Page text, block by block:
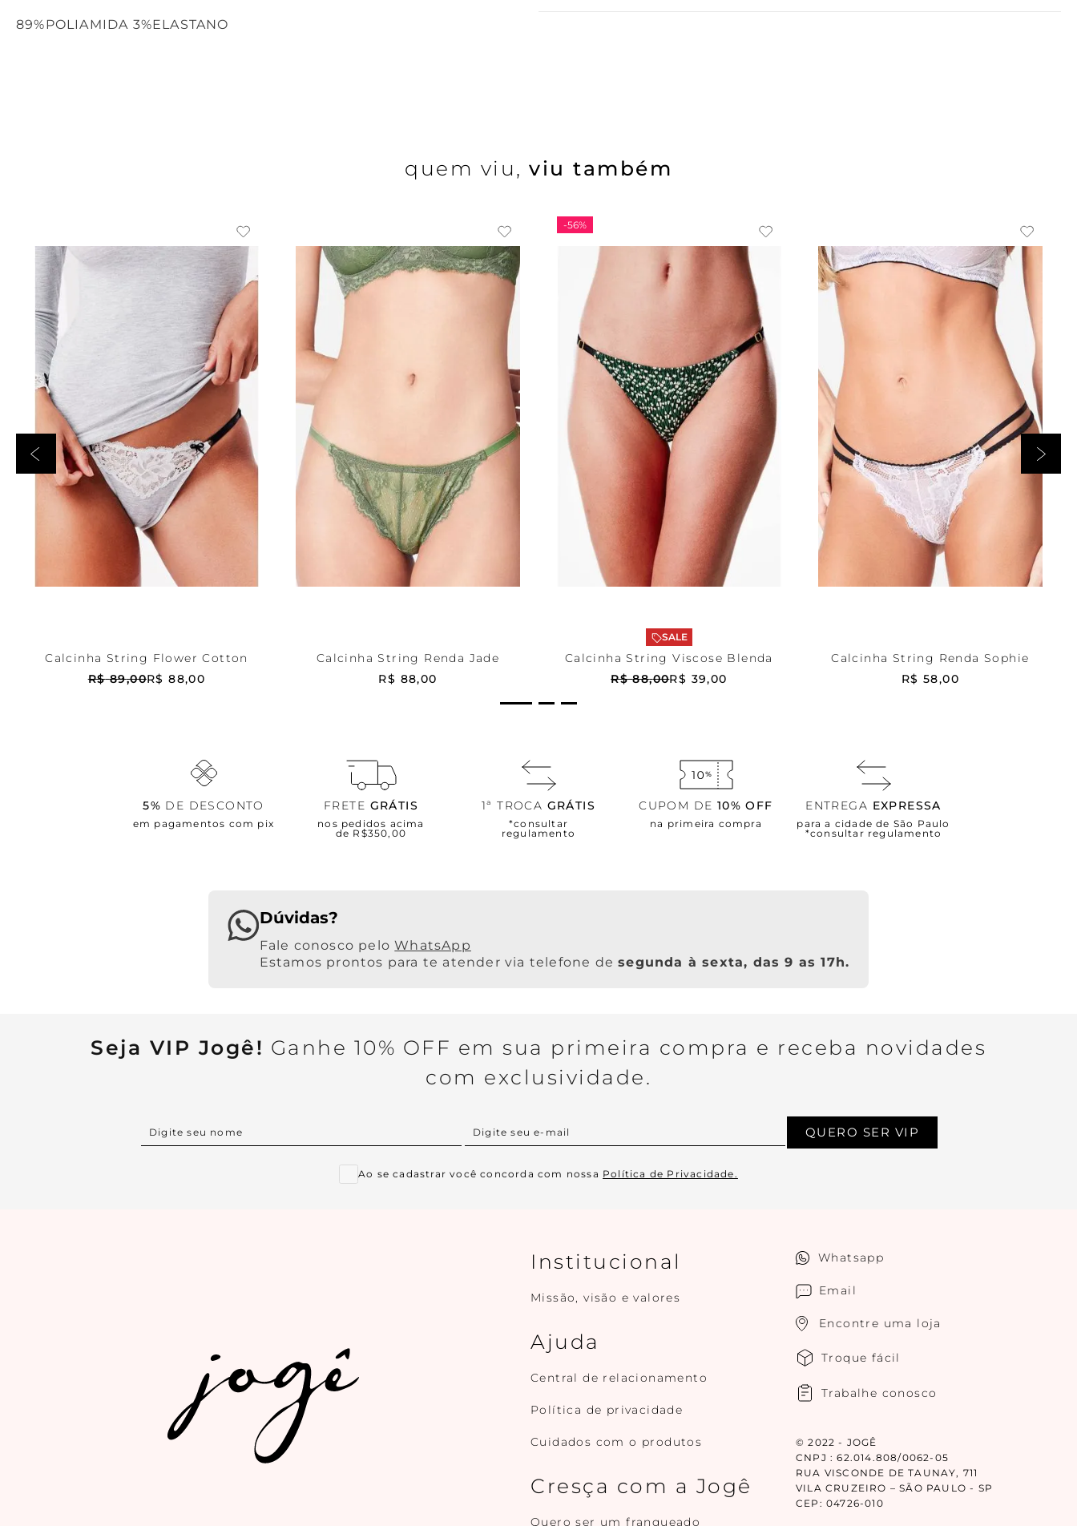
89%POLIAMIDA 3%ELASTANO
quem viu, viu também
PP
Calcinha String Flower Cotton
R$ 89,00R$ 88,00
PP
Calcinha String Renda Jade
R$ 88,00
Estampada
-56%
SALE
Calcinha String Viscose Blenda
R$ 88,00R$ 39,00
PP
Calcinha String Renda Sophie
R$ 58,00
5% DE DESCONTO
em pagamentos com pix
FRETE GRÁTIS
nos pedidos acima
de R$350,00
1ª TROCA GRÁTIS
*consultar
regulamento
CUPOM DE 10% OFF
na primeira compra
ENTREGA EXPRESSA
para a cidade de São Paulo
*consultar regulamento
Dúvidas?
WhatsApp
Estamos prontos para te atender via telefone desegunda à sexta, das 9 as 17h.
Seja VIP Jogê! Ganhe 10% OFF em sua primeira compra e receba novidades
com exclusividade.
QUERO SER VIP
Ao se cadastrar você concorda com nossa Política de Privacidade.
Institucional
Missão, visão e valores
Ajuda
Central de relacionamento
Política de privacidade
Cuidados com o produtos
Cresça com a Jogê
Quero ser um franqueado
Whatsapp
Email
Encontre uma loja
Troque fácil
Trabalhe conosco
© 2022 - JOGÊ
CNPJ : 62.014.808/0062-05
RUA VISCONDE DE TAUNAY, 711
VILA CRUZEIRO – SÃO PAULO - SP
CEP: 04726-010